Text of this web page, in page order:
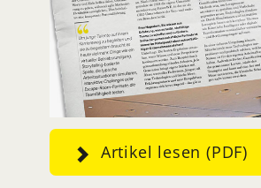
Artikel lesen (PDF)